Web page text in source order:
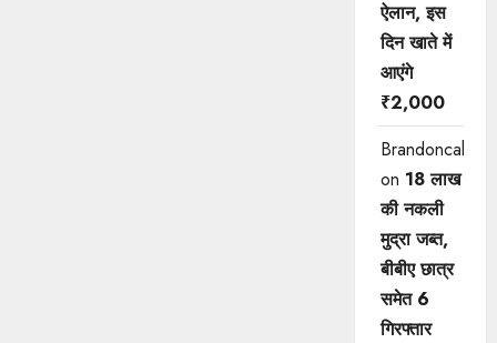
ऐलान, इस
दिन खाते में
आएंगे
₹2,000
Brandoncah
on 18 लाख
की नकली
मुद्रा जब्त,
बीबीए छात्र
समेत 6
गिरफ्तार